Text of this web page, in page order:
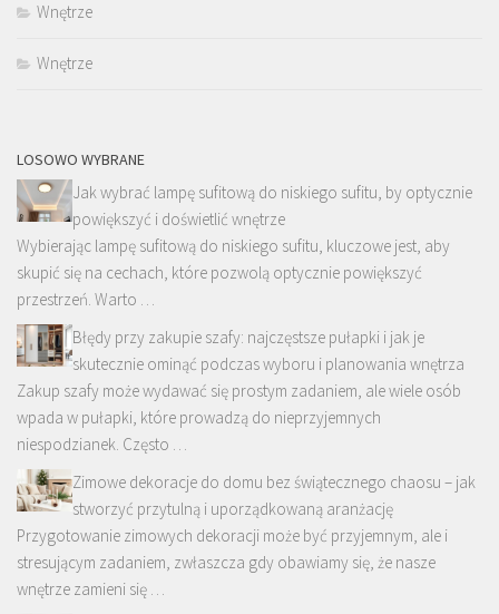
Wnętrze
Wnętrze
LOSOWO WYBRANE
Jak wybrać lampę sufitową do niskiego sufitu, by optycznie
powiększyć i doświetlić wnętrze
Wybierając lampę sufitową do niskiego sufitu, kluczowe jest, aby
skupić się na cechach, które pozwolą optycznie powiększyć
przestrzeń. Warto …
Błędy przy zakupie szafy: najczęstsze pułapki i jak je
skutecznie ominąć podczas wyboru i planowania wnętrza
Zakup szafy może wydawać się prostym zadaniem, ale wiele osób
wpada w pułapki, które prowadzą do nieprzyjemnych
niespodzianek. Często …
Zimowe dekoracje do domu bez świątecznego chaosu – jak
stworzyć przytulną i uporządkowaną aranżację
Przygotowanie zimowych dekoracji może być przyjemnym, ale i
stresującym zadaniem, zwłaszcza gdy obawiamy się, że nasze
wnętrze zamieni się …